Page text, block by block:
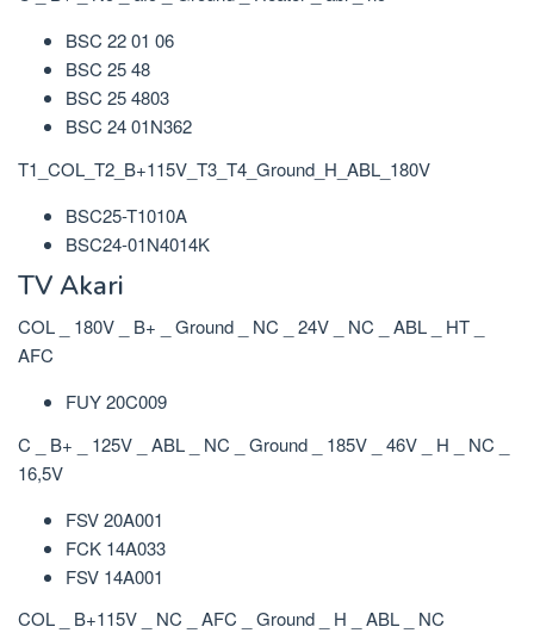
BSC 22 01 06
BSC 25 48
BSC 25 4803
BSC 24 01N362
T1_COL_T2_B+115V_T3_T4_Ground_H_ABL_180V
BSC25-T1010A
BSC24-01N4014K
TV Akari
COL _ 180V _ B+ _ Ground _ NC _ 24V _ NC _ ABL _ HT _
AFC
FUY 20C009
C _ B+ _ 125V _ ABL _ NC _ Ground _ 185V _ 46V _ H _ NC _
16,5V
FSV 20A001
FCK 14A033
FSV 14A001
COL _ B+115V _ NC _ AFC _ Ground _ H _ ABL _ NC